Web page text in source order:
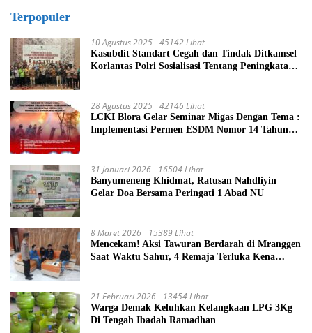
Terpopuler
10 Agustus 2025 45142 Lihat
Kasubdit Standart Cegah dan Tindak Ditkamsel
Korlantas Polri Sosialisasi Tentang Peningkatan
28 Agustus 2025 42146 Lihat
LCKI Blora Gelar Seminar Migas Dengan Tema :
Implementasi Permen ESDM Nomor 14 Tahun
Masyarakat
31 Januari 2026 16504 Lihat
Banyumeneng Khidmat, Ratusan Nahdliyin
Gelar Doa Bersama Peringati 1 Abad NU
8 Maret 2026 15389 Lihat
Mencekam! Aksi Tawuran Berdarah di Mranggen
Saat Waktu Sahur, 4 Remaja Terluka Kena
21 Februari 2026 13454 Lihat
Warga Demak Keluhkan Kelangkaan LPG 3Kg
Di Tengah Ibadah Ramadhan